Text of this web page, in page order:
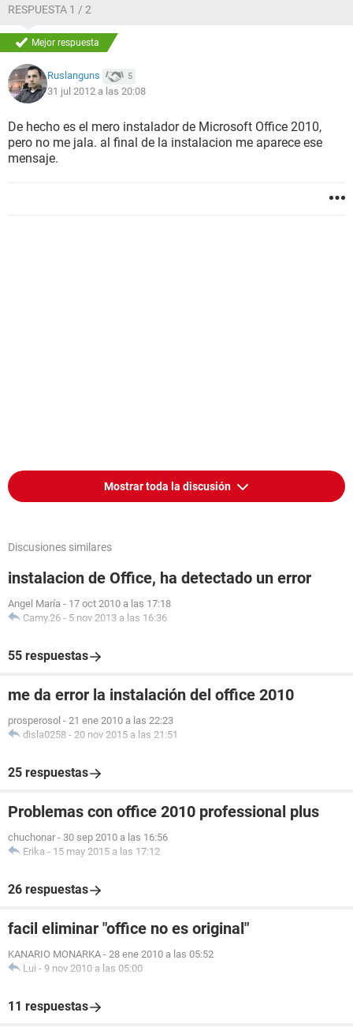
RESPUESTA 1 / 2
Mejor respuesta
Ruslanguns 5
31 jul 2012 a las 20:08
De hecho es el mero instalador de Microsoft Office 2010,
pero no me jala. al final de la instalacion me aparece ese
mensaje.
Mostrar toda la discusión
Discusiones similares
instalacion de Office, ha detectado un error
Angel María - 17 oct 2010 a las 17:18
Camy.26 - 5 nov 2013 a las 16:36
55 respuestas
me da error la instalación del office 2010
prosperosol - 21 ene 2010 a las 22:23
disla0258 - 20 nov 2015 a las 21:51
25 respuestas
Problemas con office 2010 professional plus
chuchonar - 30 sep 2010 a las 16:56
Erika - 15 may 2015 a las 17:12
26 respuestas
facil eliminar "office no es original"
KANARIO MONARKA - 28 ene 2010 a las 05:52
Lui - 9 nov 2010 a las 05:00
11 respuestas